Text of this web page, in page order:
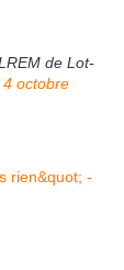
de Lot-
octobre